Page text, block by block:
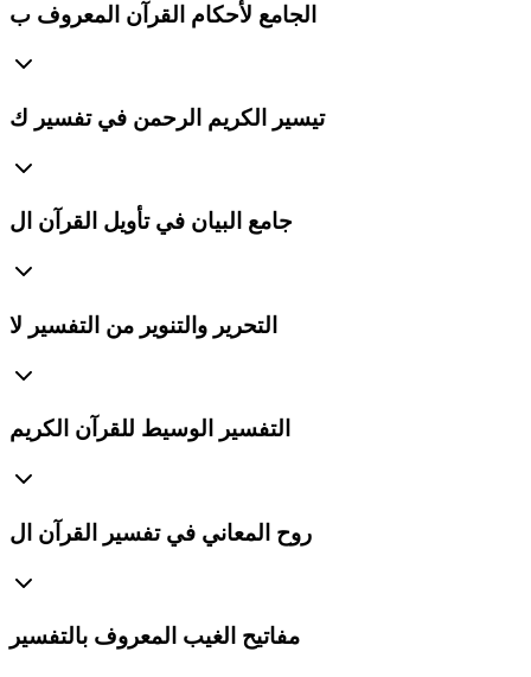
الجامع لأحكام القرآن المعروف ب
تيسير الكريم الرحمن في تفسير ك
جامع البيان في تأويل القرآن ال
التحرير والتنوير من التفسير لا
التفسير الوسيط للقرآن الكريم
روح المعاني في تفسير القرآن ال
مفاتيح الغيب المعروف بالتفسير